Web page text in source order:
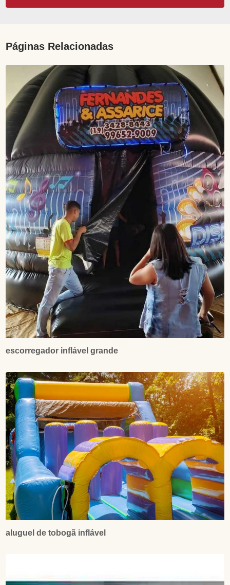
Páginas Relacionadas
escorregador inflável grande
aluguel de tobogã inflável